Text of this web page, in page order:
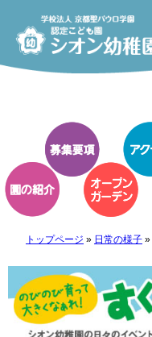
トップページ » 日常の様子»